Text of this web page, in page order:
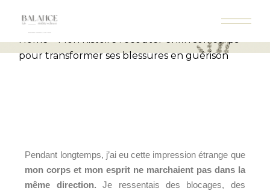
Home
Mon histoire : écouter enfin son corps
pour transformer ses blessures en guérison
Pendant longtemps, j’ai eu cette impression étrange que
mon corps et mon esprit ne marchaient pas dans la
même direction. Je ressentais des blocages, des